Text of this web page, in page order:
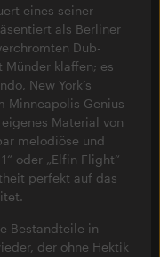
eines seiner
als Berliner
Dub-
Münder klaffen; es
New York’s
Minneapolis Genius
Material von
melodiöse und
oder „Elfin Flight“
perfekt auf das
Bestandteile in
der ohne Hektik